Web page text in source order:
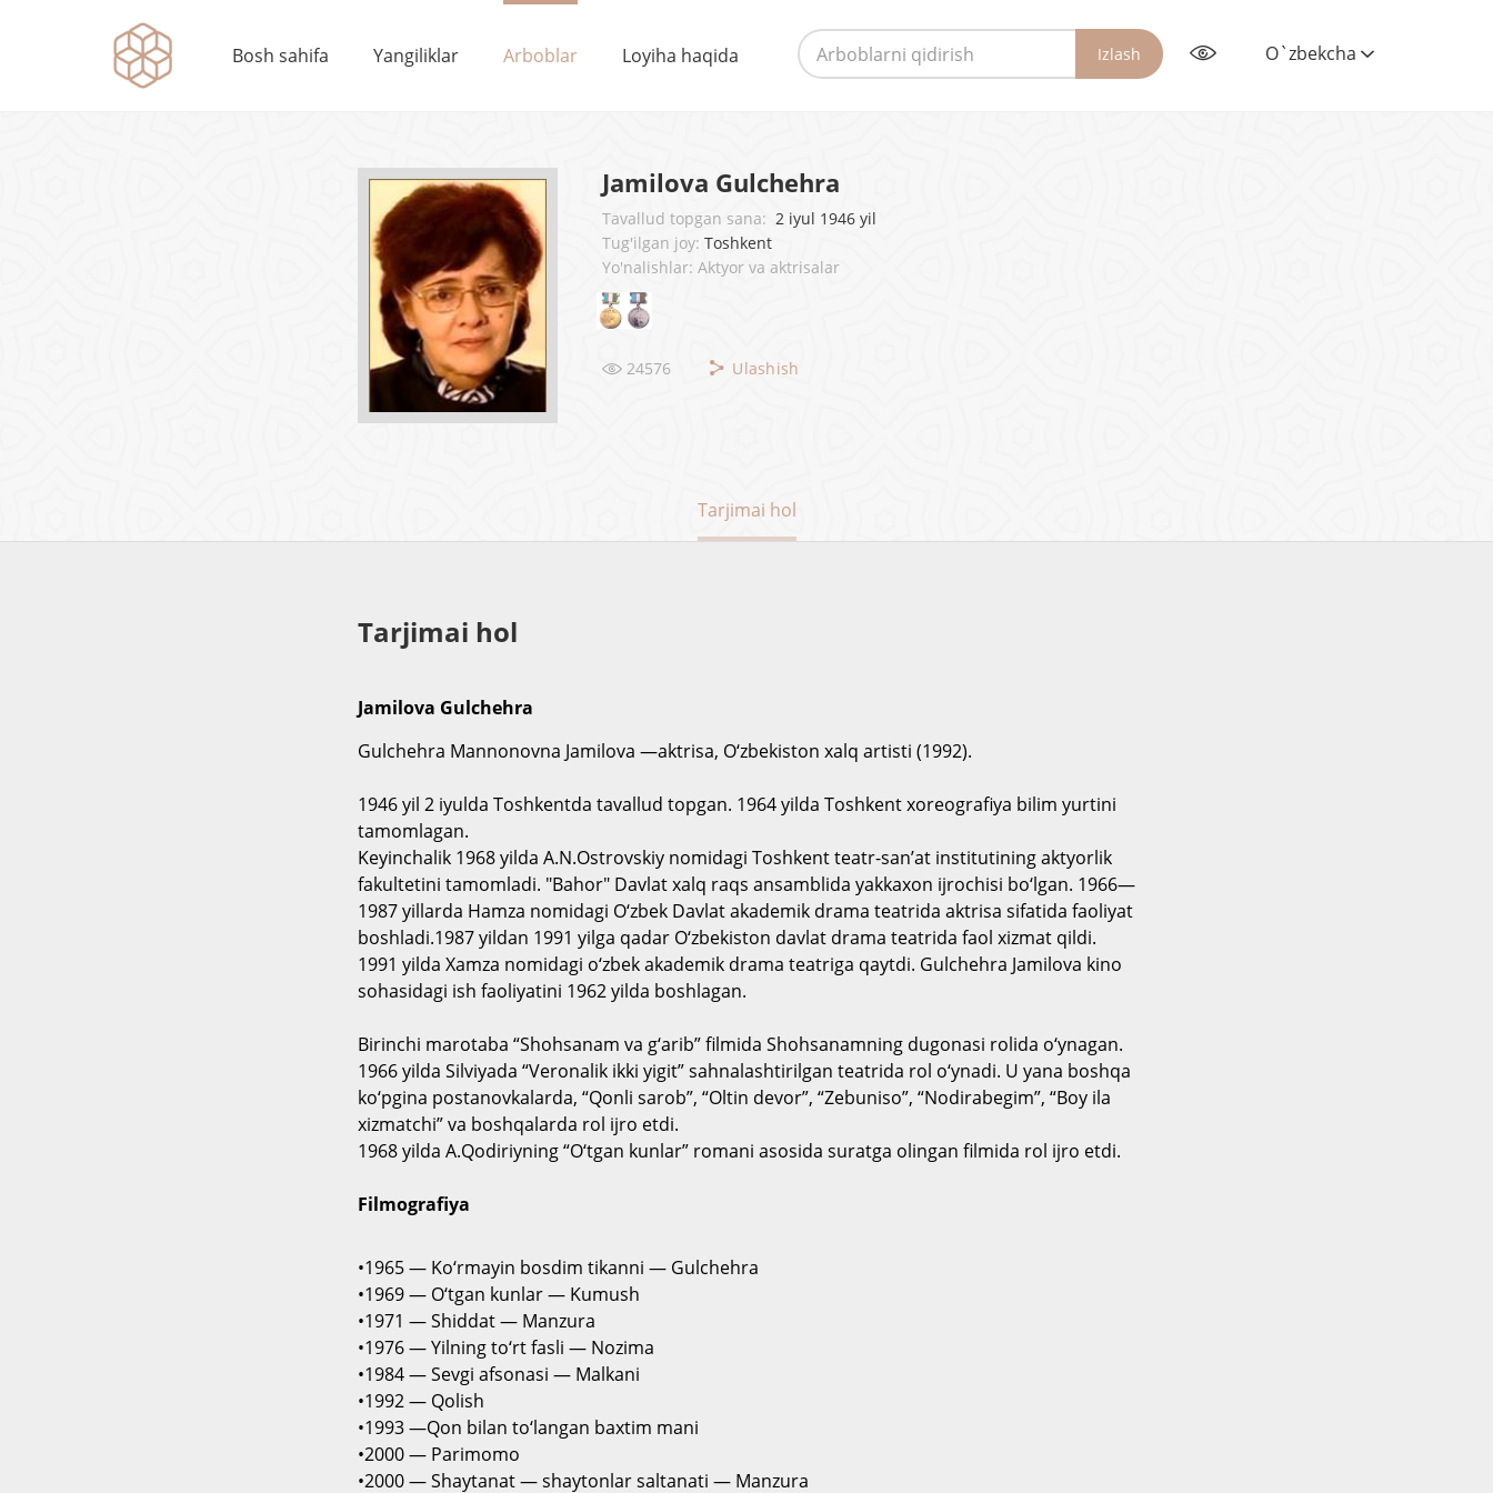
Bosh sahifa Yangiliklar Arboblar Loyiha haqida Izlash O`zbekcha
Jamilova Gulchehra
Tavallud topgan sana: 2 iyul 1946 yil
Tug'ilgan joy: Toshkent
Yo'nalishlar: Aktyor va aktrisalar
24576 Ulashish
Tarjimai hol
Tarjimai hol
Jamilova Gulchehra
Gulchehra Mannonovna Jamilova —aktrisa, O‘zbekiston xalq artisti (1992).
1946 yil 2 iyulda Toshkentda tavallud topgan. 1964 yilda Toshkent xoreografiya bilim yurtini
tamomlagan.
Keyinchalik 1968 yilda A.N.Ostrovskiy nomidagi Toshkent teatr-san’at institutining aktyorlik
fakultetini tamomladi. "Bahor" Davlat xalq raqs ansamblida yakkaxon ijrochisi bo‘lgan. 1966—
1987 yillarda Hamza nomidagi O‘zbek Davlat akademik drama teatrida aktrisa sifatida faoliyat
boshladi.1987 yildan 1991 yilga qadar O‘zbekiston davlat drama teatrida faol xizmat qildi.
1991 yilda Xamza nomidagi o‘zbek akademik drama teatriga qaytdi. Gulchehra Jamilova kino
sohasidagi ish faoliyatini 1962 yilda boshlagan.
Birinchi marotaba “Shohsanam va g‘arib” filmida Shohsanamning dugonasi rolida o‘ynagan.
1966 yilda Silviyada “Veronalik ikki yigit” sahnalashtirilgan teatrida rol o‘ynadi. U yana boshqa
ko‘pgina postanovkalarda, “Qonli sarob”, “Oltin devor”, “Zebuniso”, “Nodirabegim”, “Boy ila
xizmatchi” va boshqalarda rol ijro etdi.
1968 yilda A.Qodiriyning “O‘tgan kunlar” romani asosida suratga olingan filmida rol ijro etdi.
Filmografiya
•1965 — Ko‘rmayin bosdim tikanni — Gulchehra
•1969 — O‘tgan kunlar — Kumush
•1971 — Shiddat — Manzura
•1976 — Yilning to‘rt fasli — Nozima
•1984 — Sevgi afsonasi — Malkani
•1992 — Qolish
•1993 —Qon bilan to‘langan baxtim mani
•2000 — Parimomo
•2000 — Shaytanat — shaytonlar saltanati — Manzura